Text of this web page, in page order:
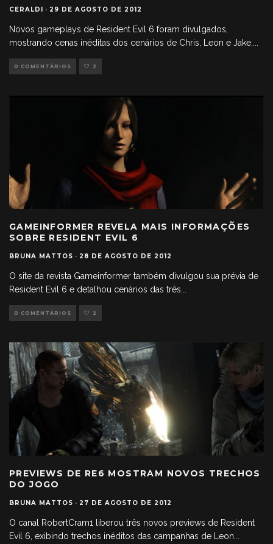
CERALDI · 29 DE AGOSTO DE 2012
Novos gameplays de Resident Evil 6 foram divulgados,
mostrando cenas inéditas dos cenários de Chris, Leon e Jake.
0 COMENTÁRIOS 2
GAMEINFORMER REVELA MAIS INFORMAÇÕES
SOBRE RESIDENT EVIL 6
BRUNA MATTOS · 28 DE AGOSTO DE 2012
O site da revista Gameinformer também divulgou sua prévia de
Resident Evil 6 e detalhou cenários das três
0 COMENTÁRIOS 2
PREVIEWS DE RE6 MOSTRAM NOVOS TRECHOS
DO JOGO
BRUNA MATTOS · 27 DE AGOSTO DE 2012
O canal RobertCram1 liberou três novos previews de Resident
Evil 6, exibindo trechos inéditos das campanhas de Leon